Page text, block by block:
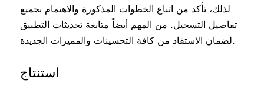
لذلك، تأكد من اتباع الخطوات المذكورة والاهتمام بجميع
تفاصيل التسجيل. من المهم أيضاً متابعة تحديثات التطبيق
لضمان الاستفاد من كافة التحسينات والمميزات الجديدة.
استنتاج